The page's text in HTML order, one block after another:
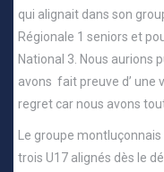
qui alignait dans son
Régionale 1 seniors et
National 3. Nous aurions
avons fait preuve d’ une
regret car nous avons
Le groupe
trois U17 alignés dès le